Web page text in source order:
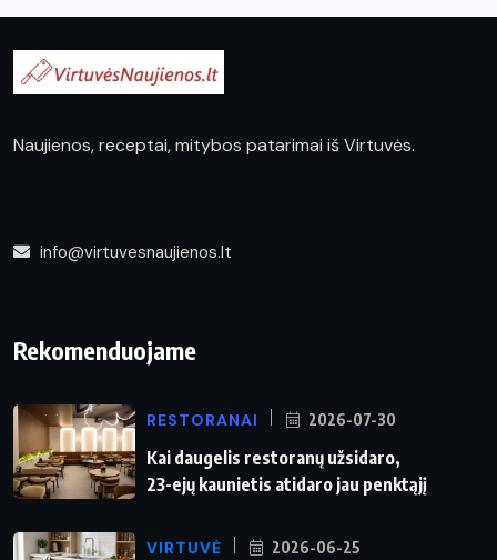
Naujienos, receptai, mitybos patarimai iš Virtuvės.
info@virtuvesnaujienos.lt
Rekomenduojame
RESTORANAI 2026-07-30
Kai daugelis restoranų užsidaro,
23-ejų kaunietis atidaro jau penktąjį
VIRTUVĖ 2026-06-25